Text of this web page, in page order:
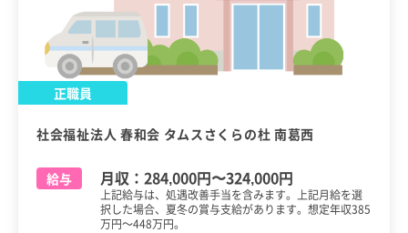
正職員
社会福祉法人 春和会 タムスさくらの杜 南葛西
給与 月収： 284,000円〜324,000円
上記給与は、処遇改善手当を含みます。上記月給を選
択した場合、夏冬の賞与支給があります。想定年収385
万円～448万円。